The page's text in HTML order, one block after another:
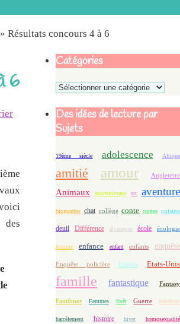
» Résultats concours 4 à 6
6
Catégories
Catégories
Des idées de lecture par
Sujets
19ème siècle adolescence Afrique
amitié amour Angleterre
Animaux apprentissage art aventure
biographie chat collège conte contes cuisine
deuil Différence dystopie école écologie
écriture enfance enfant enfants enquête
Enquête policière Entraide Etats-Unis
famille fantastique Fantasy
Fantômes Femmes forêt Guerre handicap
harcèlement histoire hiver homosexualité